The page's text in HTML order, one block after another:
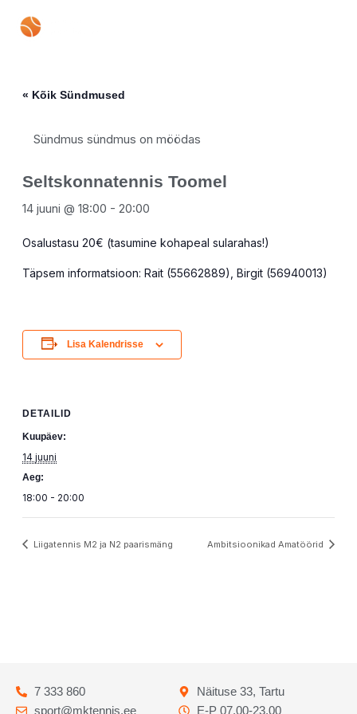
« Kõik Sündmused
Sündmus sündmus on möödas
Seltskonnatennis Toomel
14 juuni @ 18:00 -20:00
Osalustasu 20€ (tasumine kohapeal sularahas!)
Täpsem informatsioon: Rait (55662889), Birgit (56940013)
Lisa Kalendrisse
DETAILID
Kuupäev:
14 juuni
Aeg:
18:00 - 20:00
Liigatennis M2 ja N2 paarismäng Ambitsioonikad Amatöörid
7 333 860
sport@mktennis.ee
Näituse 33, Tartu
E-P 07.00-23.00